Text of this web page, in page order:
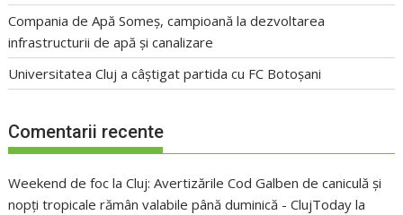
Compania de Apă Someș, campioană la dezvoltarea
infrastructurii de apă și canalizare
Universitatea Cluj a câștigat partida cu FC Botoșani
Comentarii recente
Weekend de foc la Cluj: Avertizările Cod Galben de caniculă și
nopți tropicale rămân valabile până duminică - ClujToday la